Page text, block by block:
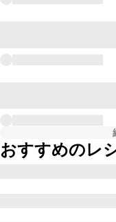
おすすめのレ